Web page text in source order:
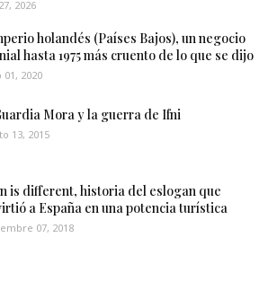
2026
holandés (Países Bajos), un negocio
hasta 1975 más cruento de lo que se dijo
01, 2020
Mora y la guerra de Ifni
13, 2015
is different, historia del eslogan que
a España en una potencia turística
07, 2018